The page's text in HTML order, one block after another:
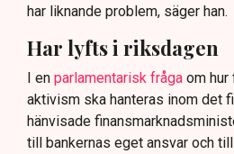
har liknande problem, säger han.
Har lyfts i riksdagen
I en parlamentarisk fråga om hur
aktivism ska hanteras inom det
hänvisade
till bankernas eget ansvar och